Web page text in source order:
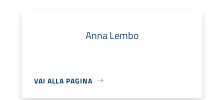
Anna Lembo
VAI ALLA PAGINA